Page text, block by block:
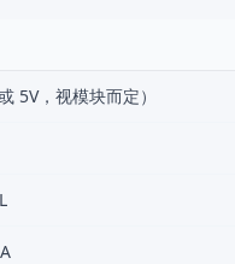
5V，视模块而定）